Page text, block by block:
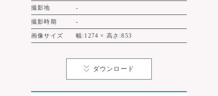
撮影地 ‐
撮影時期 ‐
画像サイズ 幅:1274 × 高さ:853
ダウンロード